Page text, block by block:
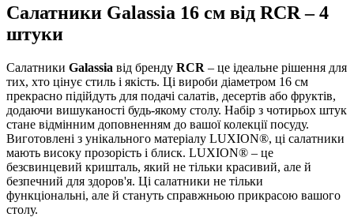
Салатники Galassia 16 см від RCR – 4
штуки
Салатники Galassia від бренду RCR – це ідеальне рішення для
тих, хто цінує стиль і якість. Ці вироби діаметром 16 см
прекрасно підійдуть для подачі салатів, десертів або фруктів,
додаючи вишуканості будь-якому столу. Набір з чотирьох штук
стане відмінним доповненням до вашої колекції посуду.
Виготовлені з унікального матеріалу LUXION®, ці салатники
мають високу прозорість і блиск. LUXION® – це
безсвинцевий кришталь, який не тільки красивий, але й
безпечний для здоров'я. Ці салатники не тільки
функціональні, але й стануть справжньою прикрасою вашого
столу.